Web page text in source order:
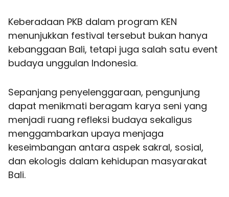
Keberadaan PKB dalam program KEN
menunjukkan festival tersebut bukan hanya
kebanggaan Bali, tetapi juga salah satu event
budaya unggulan Indonesia.
Sepanjang penyelenggaraan, pengunjung
dapat menikmati beragam karya seni yang
menjadi ruang refleksi budaya sekaligus
menggambarkan upaya menjaga
keseimbangan antara aspek sakral, sosial,
dan ekologis dalam kehidupan masyarakat
Bali.